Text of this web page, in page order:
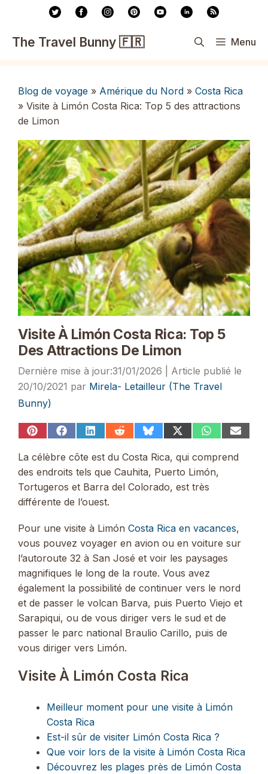
contenu
The Travel Bunny 🇫🇷 Menu
Blog de voyage » Amérique du Nord » Costa Rica
» Visite à Limón Costa Rica: Top 5 des attractions
de Limon
Visite À Limón Costa Rica: Top 5
Des Attractions De Limon
31/01/2026
20/10/2021 par Mirela- Letailleur (The Travel
Bunny)
Share
Pinterest
Share
Facebook
Share
LinkedIn
Share
Reddit
Share
Bluesky
Share
(Twitter)
Share
WhatsApp
Share
Email
La célèbre côte est du Costa Rica, qui comprend
des endroits tels que Cauhita, Puerto Limón,
Tortugeros et Barra del Colorado, est très
différente de l’ouest.
Pour une visite à Limón Costa Rica en vacances,
vous pouvez voyager en avion ou en voiture sur
l’autoroute 32 à San José et voir les paysages
magnifiques le long de la route. Vous avez
également la possibilité de continuer vers le nord
et de passer le volcan Barva, puis Puerto Viejo et
Sarapiqui, ou de vous diriger vers le sud et de
passer le parc national Braulio Carillo, puis de
vous diriger vers Limón.
Visite À Limón Costa Rica
Meilleur moment pour une visite à Limón
Costa Rica
Est-il sûr de visiter Limón Costa Rica ?
Que voir lors de la visite à Limón Costa Rica
Découvrez les plages près de Limón Costa